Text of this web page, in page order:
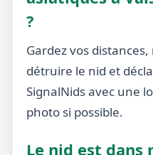
?
Gardez vos
détruire le nid et
SignalNids avec une
photo si possible.
Le nid est dans